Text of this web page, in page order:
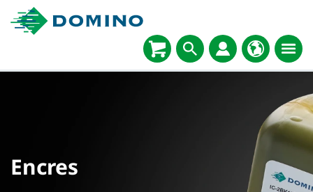
Encres